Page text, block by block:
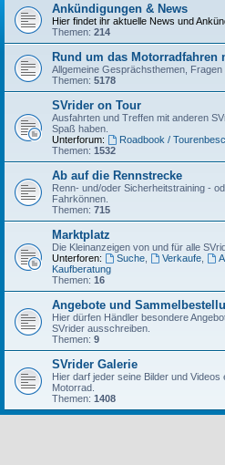
Ankündigungen & News
Hier findet ihr aktuelle News und
Themen: 214
Rund um das Motorradfahren
Allgemeine Gesprächsthemen, Fragen
Themen: 5178
SVrider on Tour
Ausfahrten und Treffen mit anderen
Spaß haben.
Unterforum:
Roadbook /
Themen: 1532
Ab auf die Rennstrecke
Renn- und/oder Sicherheitstraining -
Fahrkönnen.
Themen: 715
Marktplatz
Die Kleinanzeigen von und für alle
Unterforen:
Suche, Verkaufe,
Kaufberatung
Themen: 16
Angebote und
Hier dürfen Händler besondere
SVrider ausschreiben.
Themen: 9
SVrider Galerie
Hier darf jeder seine Bilder und
Motorrad.
Themen: 1408